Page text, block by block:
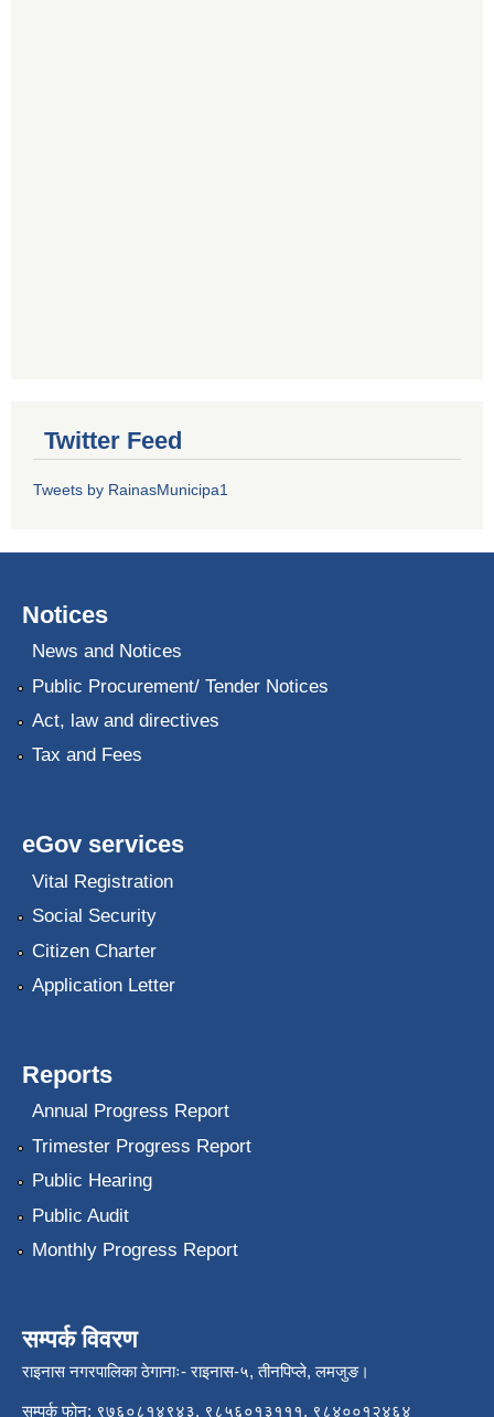
Twitter Feed
Tweets by RainasMunicipa1
Notices
News and Notices
Public Procurement/ Tender Notices
Act, law and directives
Tax and Fees
eGov services
Vital Registration
Social Security
Citizen Charter
Application Letter
Reports
Annual Progress Report
Trimester Progress Report
Public Hearing
Public Audit
Monthly Progress Report
सम्पर्क विवरण
राइनास नगरपालिका ठेगानाः- राइनास-५, तीनपिप्ले, लमजुङ।
सम्पर्क फोन: ९७६०८१४९४३, ९८५६०१३१११, ९८४००१२४६४